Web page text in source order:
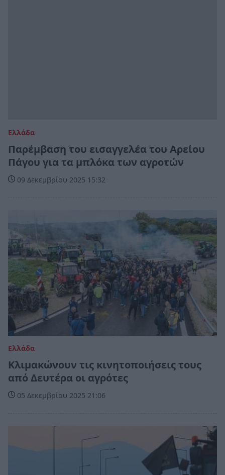
Ελλάδα
Παρέμβαση του εισαγγελέα του Αρείου
Πάγου για τα μπλόκα των αγροτών
09 Δεκεμβρίου 2025 15:32
Ελλάδα
Κλιμακώνουν τις κινητοποιήσεις τους
από Δευτέρα οι αγρότες
05 Δεκεμβρίου 2025 21:06